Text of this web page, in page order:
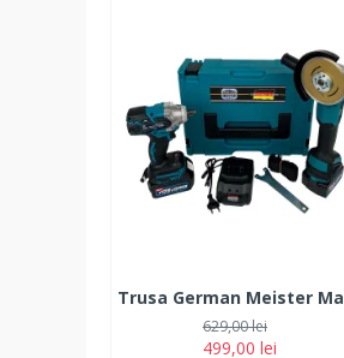
499,00 lei
629,00 lei